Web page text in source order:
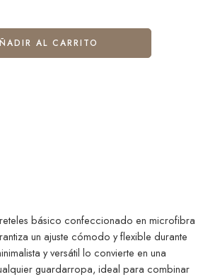
AL CARRITO
básico confeccionado en microfibra
un ajuste cómodo y flexible durante
y versátil lo convierte en una
guardarropa, ideal para combinar